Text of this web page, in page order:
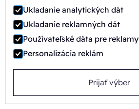
Ukladanie analytických dát
Ukladanie reklamných dát
Používateľské dáta pre reklamy
Personalizácia reklám
Prijať výber